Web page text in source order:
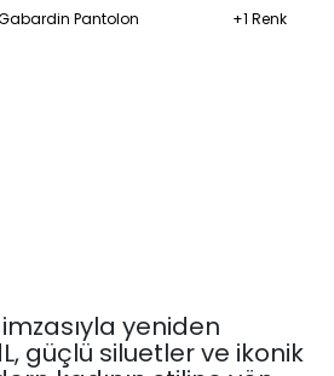
Pantolon
+1 Renk
yeniden
güçlü siluetler ve ikonik